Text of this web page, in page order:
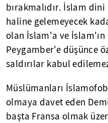
bırakmalıdır. İslam
haline gelemeyecek
olan İslam'a ve İslam'ın
Peygamber'e düşünce
saldırılar kabul
Müslümanları
olmaya davet eden
başta Fransa olmak